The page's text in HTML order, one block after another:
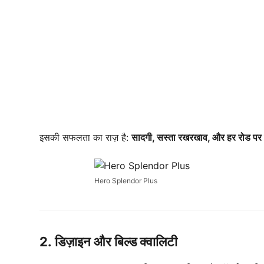
इसकी सफलता का राज़ है:सादगी, सस्ता रखरखाव, और हर रोड पर
Hero Splendor Plus
2.डिज़ाइन और बिल्ड क्वालिटी